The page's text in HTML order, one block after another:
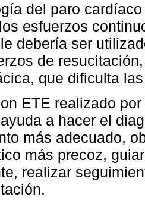
del paro
esfuerzos
debería ser
de
que dificulta
ETE realizado
a hacer el
más adecuado,
más precoz,
realizar